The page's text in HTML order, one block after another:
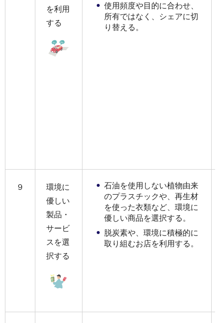
を利用
する
使用頻度や目的に合わせ、
所有ではなく、シェアに切
り替える。
９
環境に
優しい
製品・
サービ
スを選
択する
石油を使用しない植物由来
のプラスチックや、再生材
を使った衣類など、環境に
優しい商品を選択する。
脱炭素や、環境に積極的に
取り組むお店を利用する。